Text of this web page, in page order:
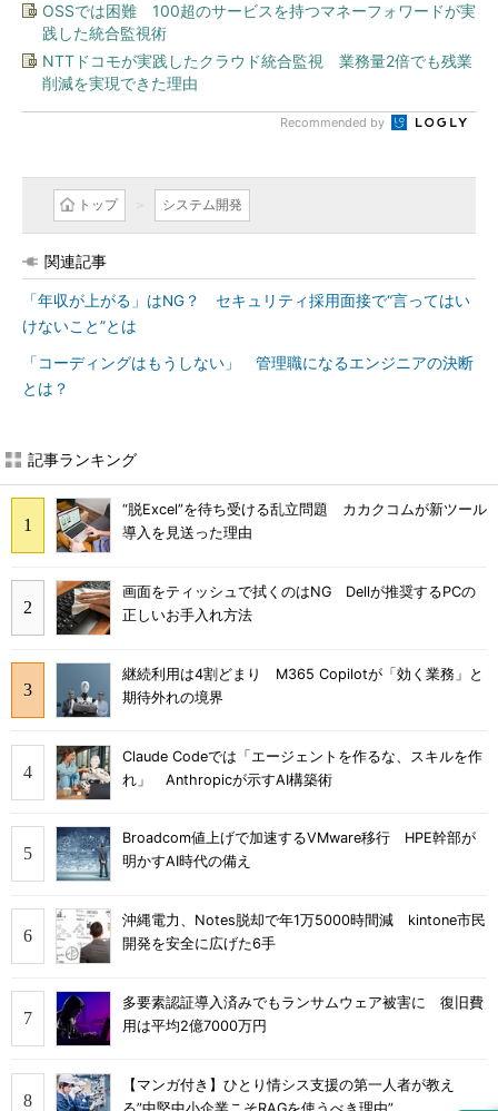
OSSでは困難 100超のサービスを持つマネーフォワードが実
践した統合監視術
NTTドコモが実践したクラウド統合監視 業務量2倍でも残業
削減を実現できた理由
Recommended by
トップ システム開発
関連記事
「年収が上がる」はNG？ セキュリティ採用面接で“言ってはい
けないこと”とは
「コーディングはもうしない」 管理職になるエンジニアの決断
とは？
記事ランキング
“脱Excel”を待ち受ける乱立問題 カカクコムが新ツール
導入を見送った理由
画面をティッシュで拭くのはNG Dellが推奨するPCの
正しいお手入れ方法
継続利用は4割どまり M365 Copilotが「効く業務」と
期待外れの境界
Claude Codeでは「エージェントを作るな、スキルを作
れ」 Anthropicが示すAI構築術
Broadcom値上げで加速するVMware移行 HPE幹部が
明かすAI時代の備え
沖縄電力、Notes脱却で年1万5000時間減 kintone市民
開発を安全に広げた6手
多要素認証導入済みでもランサムウェア被害に 復旧費
用は平均2億7000万円
【マンガ付き】ひとり情シス支援の第一人者が教え